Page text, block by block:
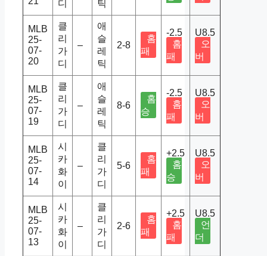
디 틱
MLB
25-
07-
20
클
리
가
디
–
애
슬
레
틱
2-8
홈
패
-2.5
홈
패
U8.5
오
버
MLB
25-
07-
19
클
리
가
디
–
애
슬
레
틱
8-6
홈
승
-2.5
홈
패
U8.5
오
버
MLB
25-
07-
14
시
카
화
이
–
클
리
가
디
5-6
홈
패
+2.5
홈
승
U8.5
오
버
MLB
25-
07-
13
시
카
화
이
–
클
리
가
디
2-6
홈
패
+2.5
홈
패
U8.5
언
더